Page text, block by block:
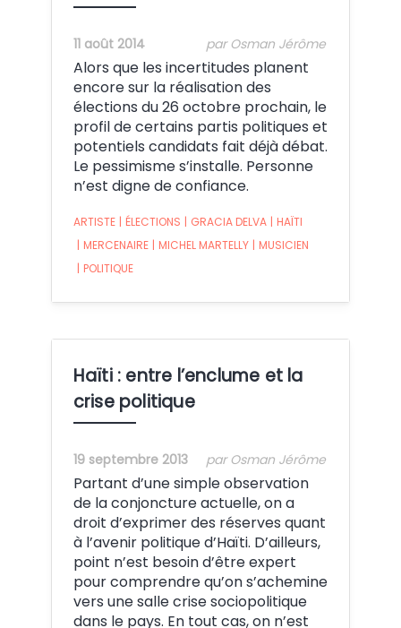
11 août 2014 par Osman Jérôme
Alors que les incertitudes planent
encore sur la réalisation des
élections du 26 octobre prochain, le
profil de certains partis politiques et
potentiels candidats fait déjà débat.
Le pessimisme s’installe. Personne
n’est digne de confiance.
ARTISTE | ÉLECTIONS | GRACIA DELVA | HAÏTI
| MERCENAIRE | MICHEL MARTELLY | MUSICIEN
| POLITIQUE
Haïti : entre l’enclume et la
crise politique
19 septembre 2013 par Osman Jérôme
Partant d’une simple observation
de la conjoncture actuelle, on a
droit d’exprimer des réserves quant
à l’avenir politique d’Haïti. D’ailleurs,
point n’est besoin d’être expert
pour comprendre qu’on s’achemine
vers une salle crise sociopolitique
dans le pays. En tout cas, on n’est